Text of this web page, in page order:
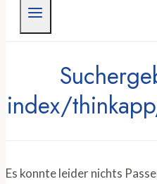
index/
Es konnte leider nichts